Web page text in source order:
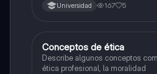
Universidad 167 5
Ética
Conceptos de ética
Describe algunos conceptos
ética profesional, la moralidad